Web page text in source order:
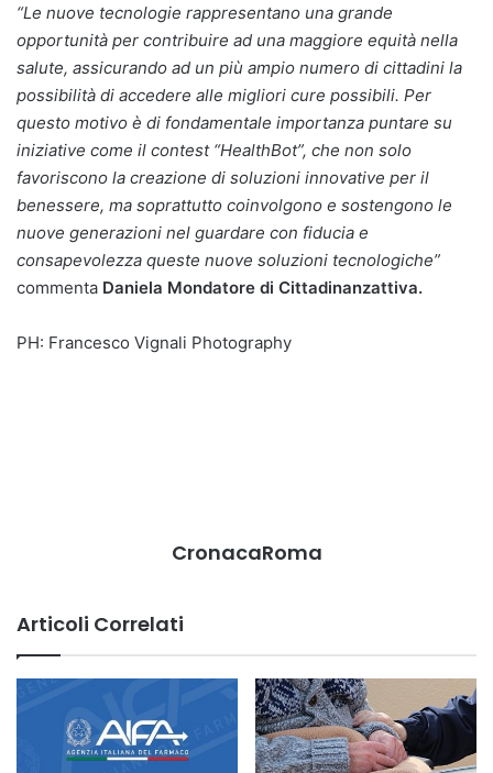
“Le nuove tecnologie rappresentano una grande
opportunità per contribuire ad una maggiore equità nella
salute, assicurando ad un più ampio numero di cittadini la
possibilità di accedere alle migliori cure possibili. Per
questo motivo è di fondamentale importanza puntare su
iniziative come il contest “HealthBot”, che non solo
favoriscono la creazione di soluzioni innovative per il
benessere, ma soprattutto coinvolgono e sostengono le
nuove generazioni nel guardare con fiducia e
consapevolezza queste nuove soluzioni tecnologiche”
commenta Daniela Mondatore di Cittadinanzattiva.
PH: Francesco Vignali Photography
CronacaRoma
Articoli Correlati